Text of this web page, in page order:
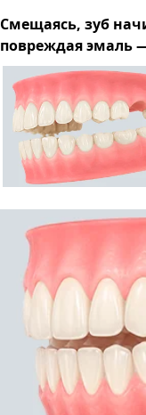
Смещаясь, зуб
повреждая эмаль